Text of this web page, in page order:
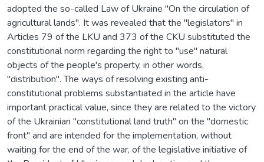
adopted the so-called Law of Ukraine "On the circulation of
agricultural lands". It was revealed that the "legislators" in
Articles 79 of the LKU and 373 of the CKU substituted the
constitutional norm regarding the right to "use" natural
objects of the people's property, in other words,
"distribution". The ways of resolving existing anti-
constitutional problems substantiated in the article have
important practical value, since they are related to the victory
of the Ukrainian "constitutional land truth" on the "domestic
front" and are intended for the implementation, without
waiting for the end of the war, of the legislative initiative of